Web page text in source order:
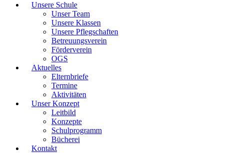
Unsere Schule
Unser Team
Unsere Klassen
Unsere Pflegschaften
Betreuungsverein
Förderverein
OGS
Aktuelles
Elternbriefe
Termine
Aktivitäten
Unser Konzept
Leitbild
Konzepte
Schulprogramm
Bücherei
Kontakt